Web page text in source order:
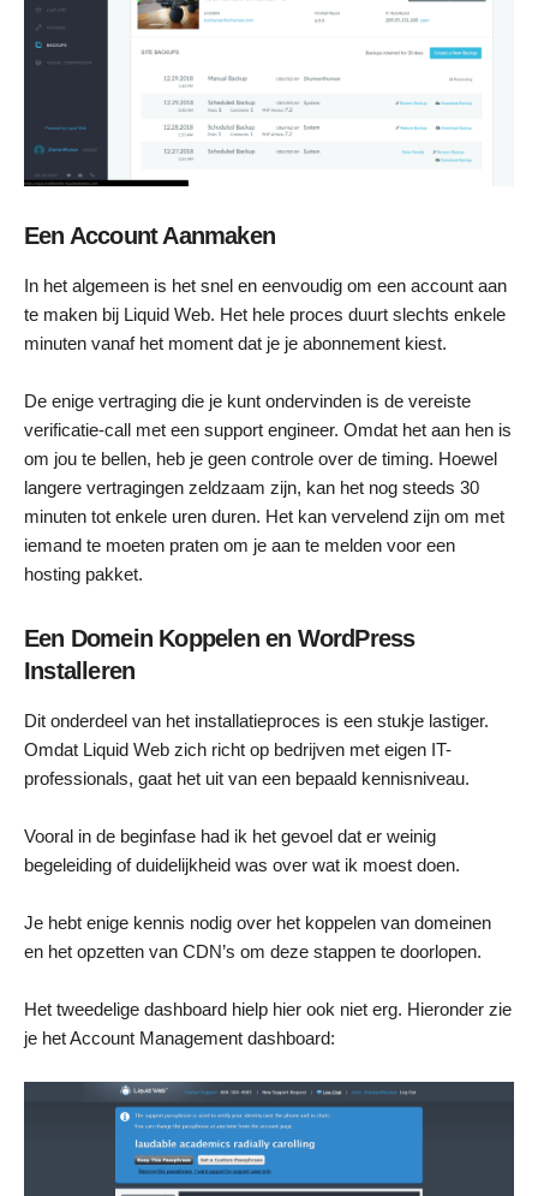
Een Account Aanmaken
In het algemeen is het snel en eenvoudig om een account aan
te maken bij Liquid Web. Het hele proces duurt slechts enkele
minuten vanaf het moment dat je je abonnement kiest.
De enige vertraging die je kunt ondervinden is de vereiste
verificatie-call met een support engineer. Omdat het aan hen is
om jou te bellen, heb je geen controle over de timing. Hoewel
langere vertragingen zeldzaam zijn, kan het nog steeds 30
minuten tot enkele uren duren. Het kan vervelend zijn om met
iemand te moeten praten om je aan te melden voor een
hosting pakket.
Een Domein Koppelen en WordPress
Installeren
Dit onderdeel van het installatieproces is een stukje lastiger.
Omdat Liquid Web zich richt op bedrijven met eigen IT-
professionals, gaat het uit van een bepaald kennisniveau.
Vooral in de beginfase had ik het gevoel dat er weinig
begeleiding of duidelijkheid was over wat ik moest doen.
Je hebt enige kennis nodig over het koppelen van domeinen
en het opzetten van CDN’s om deze stappen te doorlopen.
Het tweedelige dashboard hielp hier ook niet erg. Hieronder zie
je het Account Management dashboard: